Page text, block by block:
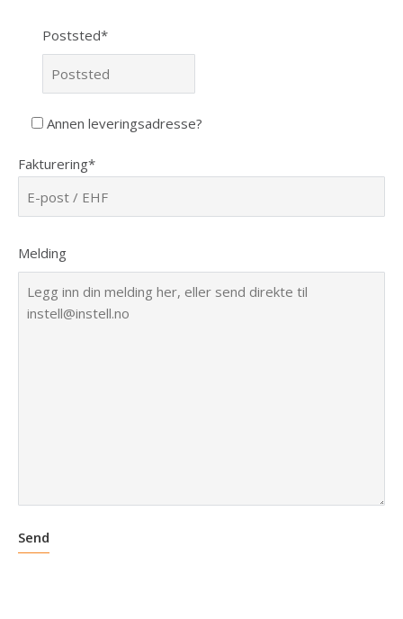
Poststed*
Annen leveringsadresse?
Fakturering*
Melding